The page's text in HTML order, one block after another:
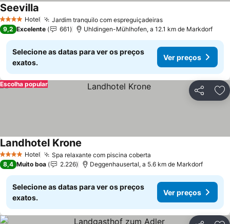
4 EstrelasHotel Jardim tranquilo com espreguiçadeiras
Seevilla
9,2 Excelente 661 Uhldingen-Mühlhofen, a 12.1 km de Markdorf
Selecione as datas para ver os preços
exatos.
Ver preços
Partilhar
Escolha popular
4 EstrelasHotel Spa relaxante com piscina coberta
Landhotel Krone
8,4 Muito boa 2.226 Deggenhausertal, a 5.6 km de Markdorf
Selecione as datas para ver os preços
exatos.
Ver preços